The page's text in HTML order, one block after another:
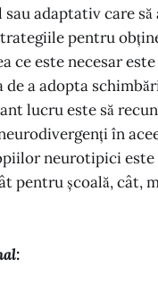
adaptativ care
pentru
ce este necesar
a adopta
lucru este să
în
neurotipici este
pentru școală, cât,